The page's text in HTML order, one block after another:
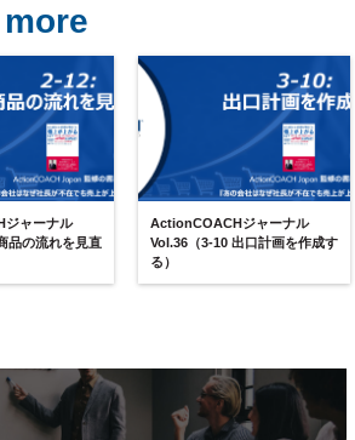
ャーナル
品の流れを見直
ActionCOACHジャーナル
Vol.36（3-10 出口計画を作成す
る）